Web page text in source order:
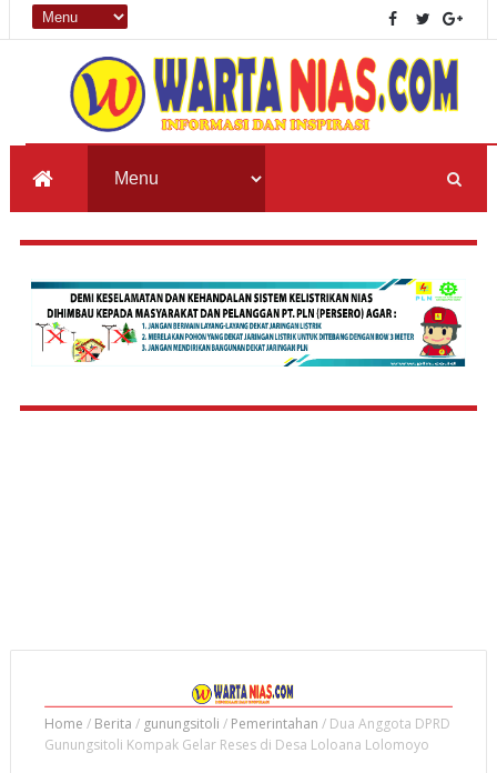
Home / Berita / gunungsitoli / Pemerintahan / Dua Anggota DPRD
Gunungsitoli Kompak Gelar Reses di Desa Loloana Lolomoyo